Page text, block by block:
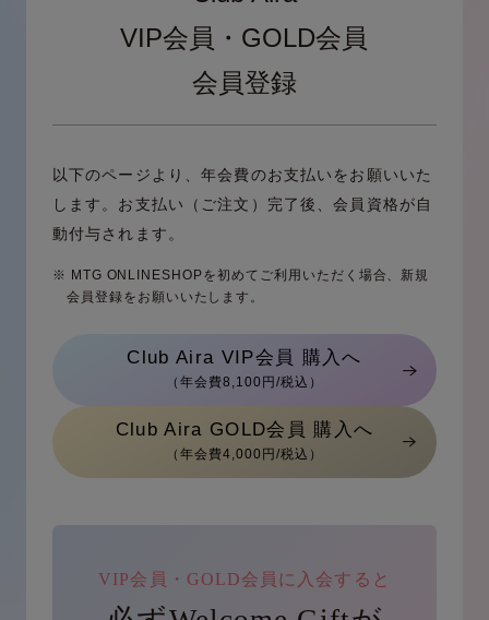
VIP会員・GOLD会員
会員登録
以下のページより、年会費のお支払いをお願いいた
します。 お支払い（ご注文）完了後、会員資格が自
動付与されます。
※ MTG ONLINESHOPを初めてご利用いただく場合、新規
会員登録をお願いいたします。
Club Aira VIP会員 購入へ
（年会費8,100円/税込）
Club Aira GOLD会員 購入へ
（年会費4,000円/税込）
VIP会員・GOLD会員に入会すると